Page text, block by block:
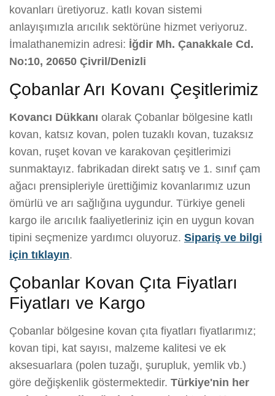
kovanları üretiyoruz. katlı kovan sistemi
anlayışımızla arıcılık sektörüne hizmet veriyoruz.
İmalathanemizin adresi: İğdir Mh. Çanakkale Cd.
No:10, 20650 Çivril/Denizli
Çobanlar Arı Kovanı Çeşitlerimiz
Kovancı Dükkanı olarak Çobanlar bölgesine katlı
kovan, katsız kovan, polen tuzaklı kovan, tuzaksız
kovan, ruşet kovan ve karakovan çeşitlerimizi
sunmaktayız. fabrikadan direkt satış ve 1. sınıf çam
ağacı prensipleriyle ürettiğimiz kovanlarımız uzun
ömürlü ve arı sağlığına uygundur. Türkiye geneli
kargo ile arıcılık faaliyetleriniz için en uygun kovan
tipini seçmenize yardımcı oluyoruz. Sipariş ve bilgi
için tıklayın.
Çobanlar Kovan Çıta Fiyatları
Fiyatları ve Kargo
Çobanlar bölgesine kovan çıta fiyatları fiyatlarımız;
kovan tipi, kat sayısı, malzeme kalitesi ve ek
aksesuarlara (polen tuzağı, şurupluk, yemlik vb.)
göre değişkenlik göstermektedir. Türkiye'nin her